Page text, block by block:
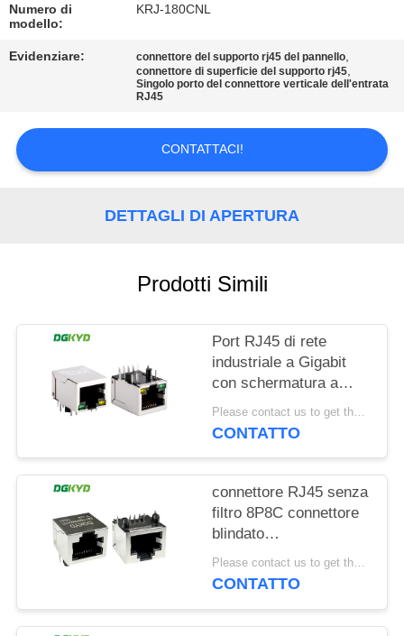
CONTATTICI
UNA
CITAZIONE
SITEMAP
PRIVACY
Numero di
modello:
KRJ-180CNL
Evidenziare: connettore del supporto rj45 del pannello,
connettore di superficie del supporto rj45,
Singolo porto del connettore verticale dell'entrata
RJ45
CONTATTACI!
DETTAGLI DI APERTURA
Prodotti Simili
Port RJ45 di rete
industriale a Gigabit
con schermatura a
banda luminosa TAB
DOWN
Please contact us to get the latest price. MOQ:1 pezzo
CONTATTO
connettore RJ45 senza
filtro 8P8C connettore
blindato
DGKYD561188GWA1DY128
Please contact us to get the latest price. MOQ:1 pezzo
CONTATTO